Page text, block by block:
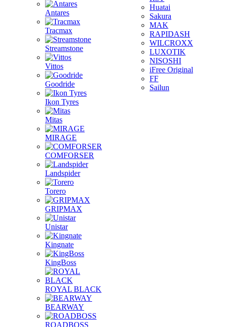
Antares
Tracmax
Streamstone
Vittos
Goodride
Ikon Tyres
Mitas
MIRAGE
COMFORSER
Landspider
Torero
GRIPMAX
Unistar
Kingnate
KingBoss
ROYAL BLACK
BEARWAY
ROADBOSS
Huatai
Sakura
MAK
RAPIDASH
WILCROXX
LUXOTIK
NISOSHI
iFree Original
FF
Sailun